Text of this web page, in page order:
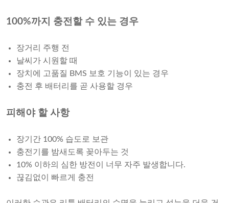
100%까지 충전할 수 있는 경우
장거리 주행 전
날씨가 시원할 때
장치에 고품질 BMS 보호 기능이 있는 경우
충전 후 배터리를 곧 사용할 경우
피해야 할 사항
장기간 100% 습도로 보관
충전기를 밤새도록 꽂아두는 것
10% 이하의 심한 방전이 너무 자주 발생합니다.
끊김없이 빠르게 충전